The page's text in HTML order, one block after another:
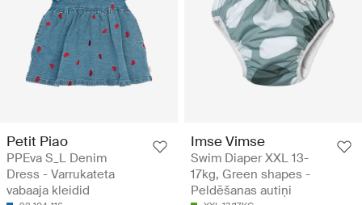
Petit Piao
PPEva S_L Denim
Dress - Varrukateta
vabaaja kleidid
Imse Vimse
Swim Diaper XXL 13-
17kg, Green shapes -
Peldēšanas autiņi